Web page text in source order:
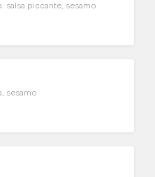
salsa piccante, sesamo
sesamo